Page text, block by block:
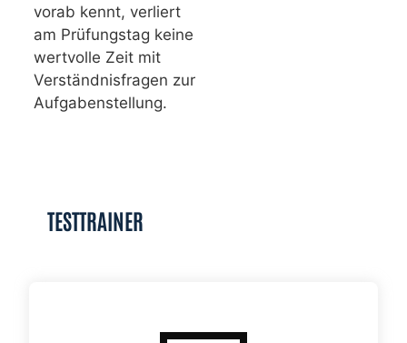
vorab kennt, verliert
am Prüfungstag keine
wertvolle Zeit mit
Verständnisfragen zur
Aufgabenstellung.
TESTTRAINER